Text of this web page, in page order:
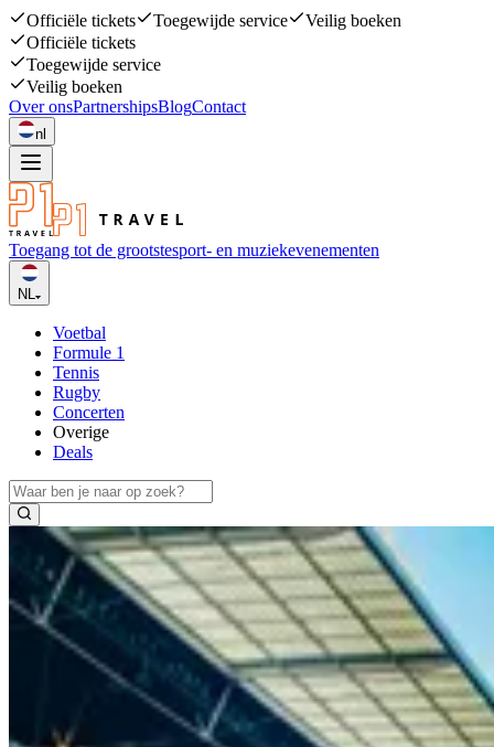
Officiële tickets Toegewijde service
Veilig boeken
Officiële tickets
Toegewijde service
Veilig boeken
Over onsPartnershipsBlogContact
nl
Toegang tot de grootstesport- en muziekevenementen
NL
Voetbal
Formule 1
Tennis
Rugby
Concerten
Overige
Deals